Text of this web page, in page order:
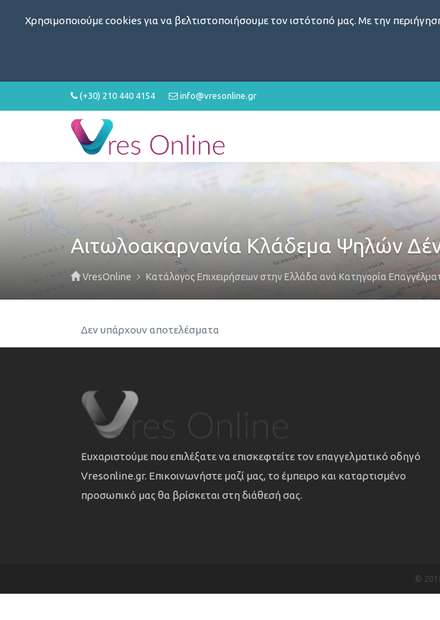
Χρησιμοποιούμε cookies για να βελτιστοποιήσουμε τον ιστότοπό μας. Με την
(+30) 210 440 4154 info@vresonline.gr
Αιτωλοακαρνανία Κλάδεμα Ψηλών
VresOnline Κατάλογος Επιχειρήσεων στην Ελλάδα ανά Κατηγορία
Δεν υπάρχουν αποτελέσματα
Ευχαριστούμε που επιλέξατε να επισκεφτείτε τον επαγγελματικό οδηγό
Vresonline.gr. Επικοινωνήστε μαζί μας, το έμπειρο και καταρτισμένο
προσωπικό μας θα βρίσκεται στη διάθεσή σας.
©